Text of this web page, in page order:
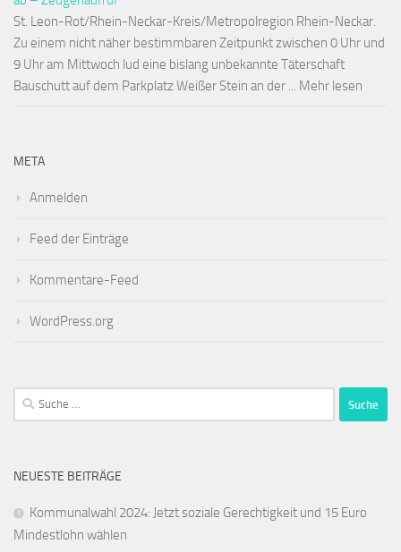
St. Leon-Rot/Rhein-Neckar-Kreis/Metropolregion Rhein-Neckar.
Zu einem nicht näher bestimmbaren Zeitpunkt zwischen 0 Uhr und
9 Uhr am Mittwoch lud eine bislang unbekannte Täterschaft
Bauschutt auf dem Parkplatz Weißer Stein an der ... Mehr lesen
META
Anmelden
Feed der Einträge
Kommentare-Feed
WordPress.org
Suche
nach:
NEUESTE BEITRÄGE
Kommunalwahl 2024: Jetzt soziale Gerechtigkeit und 15 Euro
Mindestlohn wählen